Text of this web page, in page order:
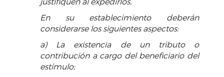
En su establecimiento deberán
considerarse los siguientes aspectos:
a) La existencia de un tributo o
contribución a cargo del beneficiario del
estímulo;